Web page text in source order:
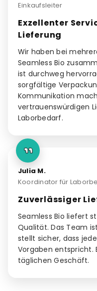
Einkaufsleiter
Exzellenter
Lieferung
Wir haben bei
Seamless Bio
ist durchweg
sorgfältige
Kommunikation
vertrauenswürdigen
Laborbedarf.
Julia M.
Koordinator für
Zuverlässiger
Seamless Bio liefert
Qualität. Das Team
stellt sicher, dass
Vorgaben entspricht.
täglichen Geschäft.